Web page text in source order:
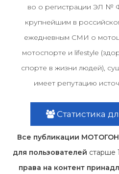
во о регистрации ЭЛ №
крупнейшим в
ежедневным СМИ о
мотоспорте и lifestyle
спорте в жизни людей),
имеет репутацию
Статистика
Все публикации
для пользователей старше
права на контент